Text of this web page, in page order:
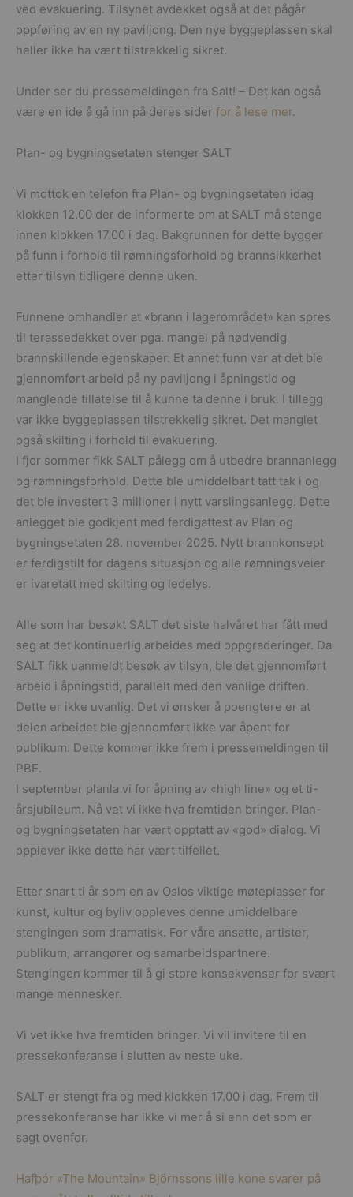
ved evakuering. Tilsynet avdekket også at det pågår
oppføring av en ny paviljong. Den nye byggeplassen skal
heller ikke ha vært tilstrekkelig sikret.
Under ser du pressemeldingen fra Salt! – Det kan også
være en ide å gå inn på deres sider for å lese mer.
Plan- og bygningsetaten stenger SALT
Vi mottok en telefon fra Plan- og bygningsetaten idag
klokken 12.00 der de informerte om at SALT må stenge
innen klokken 17.00 i dag. Bakgrunnen for dette bygger
på funn i forhold til rømningsforhold og brannsikkerhet
etter tilsyn tidligere denne uken.
Funnene omhandler at «brann i lagerområdet» kan spres
til terassedekket over pga. mangel på nødvendig
brannskillende egenskaper. Et annet funn var at det ble
gjennomført arbeid på ny paviljong i åpningstid og
manglende tillatelse til å kunne ta denne i bruk. I tillegg
var ikke byggeplassen tilstrekkelig sikret. Det manglet
også skilting i forhold til evakuering.
I fjor sommer fikk SALT pålegg om å utbedre brannanlegg
og rømningsforhold. Dette ble umiddelbart tatt tak i og
det ble investert 3 millioner i nytt varslingsanlegg. Dette
anlegget ble godkjent med ferdigattest av Plan og
bygningsetaten 28. november 2025. Nytt brannkonsept
er ferdigstilt for dagens situasjon og alle rømningsveier
er ivaretatt med skilting og ledelys.
Alle som har besøkt SALT det siste halvåret har fått med
seg at det kontinuerlig arbeides med oppgraderinger. Da
SALT fikk uanmeldt besøk av tilsyn, ble det gjennomført
arbeid i åpningstid, parallelt med den vanlige driften.
Dette er ikke uvanlig. Det vi ønsker å poengtere er at
delen arbeidet ble gjennomført ikke var åpent for
publikum. Dette kommer ikke frem i pressemeldingen til
PBE.
I september planla vi for åpning av «high line» og et ti-
årsjubileum. Nå vet vi ikke hva fremtiden bringer. Plan-
og bygningsetaten har vært opptatt av «god» dialog. Vi
opplever ikke dette har vært tilfellet.
Etter snart ti år som en av Oslos viktige møteplasser for
kunst, kultur og byliv oppleves denne umiddelbare
stengingen som dramatisk. For våre ansatte, artister,
publikum, arrangører og samarbeidspartnere.
Stengingen kommer til å gi store konsekvenser for svært
mange mennesker.
Vi vet ikke hva fremtiden bringer. Vi vil invitere til en
pressekonferanse i slutten av neste uke.
SALT er stengt fra og med klokken 17.00 i dag. Frem til
pressekonferanse har ikke vi mer å si enn det som er
sagt ovenfor.
Hafþór «The Mountain» Björnssons lille kone svarer på